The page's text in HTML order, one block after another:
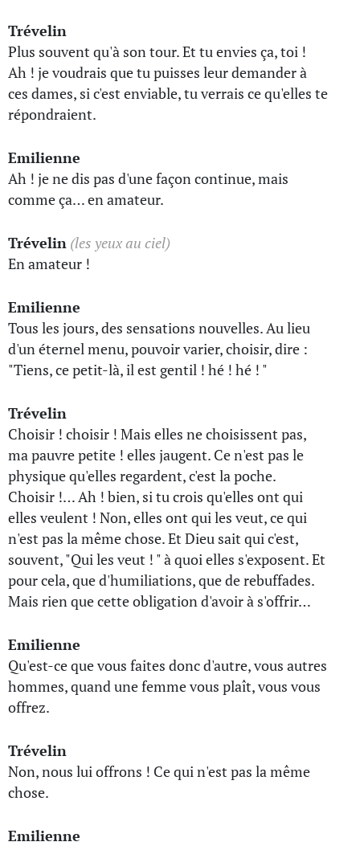
Trévelin
Plus souvent qu'à son tour. Et tu envies ça, toi !
Ah ! je voudrais que tu puisses leur demander à
ces dames, si c'est enviable, tu verrais ce qu'elles te
répondraient.
Emilienne
Ah ! je ne dis pas d'une façon continue, mais
comme ça… en amateur.
Trévelin (les yeux au ciel)
En amateur !
Emilienne
Tous les jours, des sensations nouvelles. Au lieu
d'un éternel menu, pouvoir varier, choisir, dire :
"Tiens, ce petit-là, il est gentil ! hé ! hé ! "
Trévelin
Choisir ! choisir ! Mais elles ne choisissent pas,
ma pauvre petite ! elles jaugent. Ce n'est pas le
physique qu'elles regardent, c'est la poche.
Choisir !… Ah ! bien, si tu crois qu'elles ont qui
elles veulent ! Non, elles ont qui les veut, ce qui
n'est pas la même chose. Et Dieu sait qui c'est,
souvent, "Qui les veut ! " à quoi elles s'exposent. Et
pour cela, que d'humiliations, que de rebuffades.
Mais rien que cette obligation d'avoir à s'offrir…
Emilienne
Qu'est-ce que vous faites donc d'autre, vous autres
hommes, quand une femme vous plaît, vous vous
offrez.
Trévelin
Non, nous lui offrons ! Ce qui n'est pas la même
chose.
Emilienne